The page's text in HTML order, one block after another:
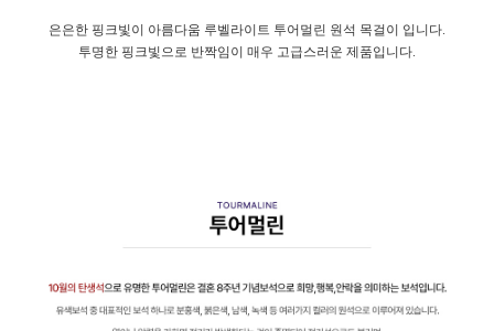
은은한 핑크빛이 아름다움 루벨라이트 투어멀린 원석 목걸이 입니다.
투명한 핑크빛으로 반짝임이 매우 고급스러운 제품입니다.